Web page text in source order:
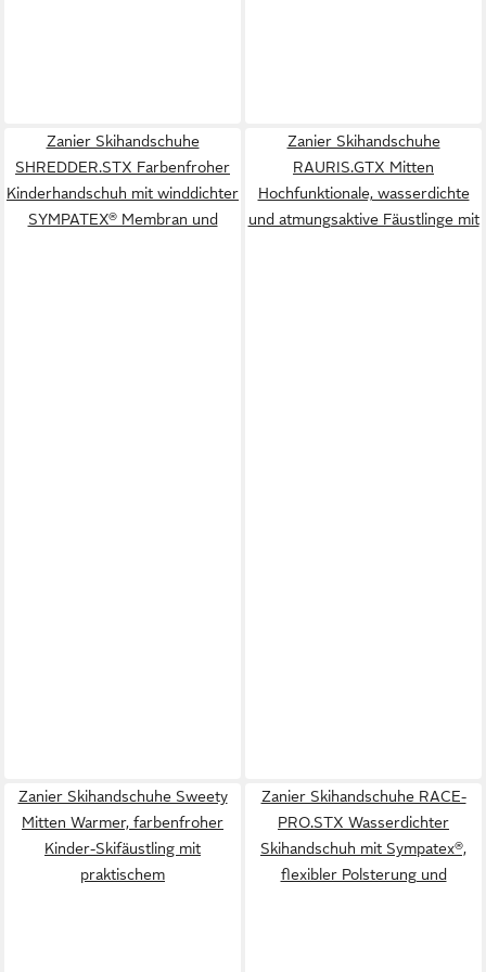
Zanier Skihandschuhe
SHREDDER.STX Farbenfroher
Kinderhandschuh mit winddichter
SYMPATEX® Membran und
Zanier Skihandschuhe
RAURIS.GTX Mitten
Hochfunktionale, wasserdichte
und atmungsaktive Fäustlinge mit
Zanier Skihandschuhe Sweety
Mitten Warmer, farbenfroher
Kinder-Skifäustling mit
praktischem
Zanier Skihandschuhe RACE-
PRO.STX Wasserdichter
Skihandschuh mit Sympatex®,
flexibler Polsterung und